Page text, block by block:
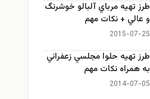
طرز تهيه مرباي آلبالو خوشرنگ
و عالي + نكات مهم
2015-07-25
طرز تهيه حلوا مجلسي زعفراني
به همراه نكات مهم
2014-07-05